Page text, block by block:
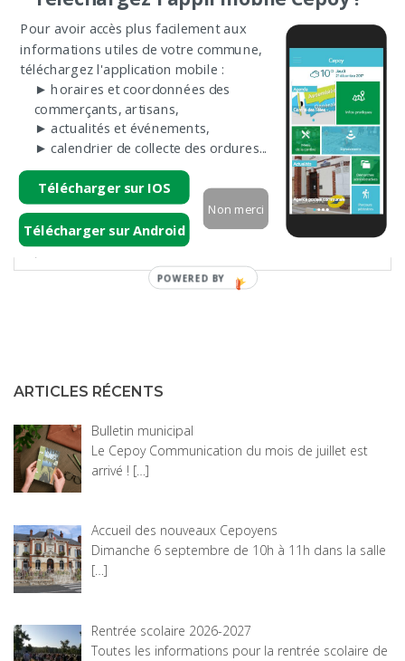
ARTICLES RÉCENTS
Bulletin municipal
Le Cepoy Communication du mois de juillet est
arrivé ! […]
Accueil des nouveaux Cepoyens
Dimanche 6 septembre de 10h à 11h dans la salle
[…]
Rentrée scolaire 2026-2027
Toutes les informations pour la rentrée scolaire de
Pour avoir accès plus facilement aux
informations utiles de votre commune,
téléchargez l'application mobile :
Télécharger sur IOS
► horaires et coordonnées des
commerçants, artisans,
► actualités et événements,
Télécharger sur Android
Non merci
► calendrier de collecte des ordures...